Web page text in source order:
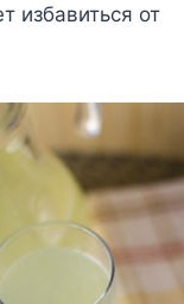
избавиться от